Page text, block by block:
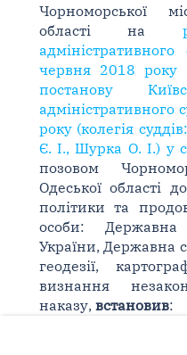
Чорноморської
області на
червня 2018 року
постанову
адміністративного
року (колегія
Є. І., Шурка О. І.) у
позовом
Одеської області
політики та
особи: Державна
України, Державна
геодезії,
визнання
наказу, встановив:
В червні 2017